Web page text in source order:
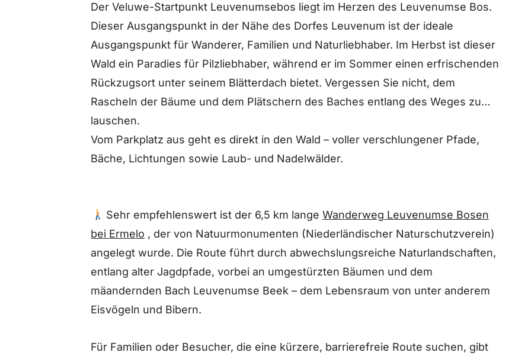
Der Veluwe-Startpunkt Leuvenumsebos liegt im Herzen des Leuvenumse Bos.
Dieser Ausgangspunkt in der Nähe des Dorfes Leuvenum ist der ideale
Ausgangspunkt für Wanderer, Familien und Naturliebhaber. Im Herbst ist dieser
Wald ein Paradies für Pilzliebhaber, während er im Sommer einen erfrischenden
Rückzugsort unter seinem Blätterdach bietet. Vergessen Sie nicht, dem
Rascheln der Bäume und dem Plätschern des Baches entlang des Weges zu
lauschen.
Vom Parkplatz aus geht es direkt in den Wald – voller verschlungener Pfade,
Bäche, Lichtungen sowie Laub- und Nadelwälder.
Sehr empfehlenswert ist der 6,5 km lange Wanderweg Leuvenumse Bosen
bei Ermelo , der von Natuurmonumenten (Niederländischer Naturschutzverein)
angelegt wurde. Die Route führt durch abwechslungsreiche Naturlandschaften,
entlang alter Jagdpfade, vorbei an umgestürzten Bäumen und dem
mäandernden Bach Leuvenumse Beek – dem Lebensraum von unter anderem
Eisvögeln und Bibern.
Für Familien oder Besucher, die eine kürzere, barrierefreie Route suchen, gibt